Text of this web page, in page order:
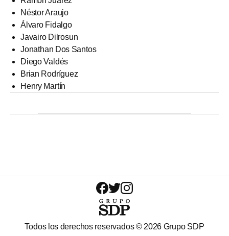
Néstor Araujo
Álvaro Fidalgo
Javairo Dilrosun
Jonathan Dos Santos
Diego Valdés
Brian Rodríguez
Henry Martín
Todos los derechos reservados © 2026 Grupo SDP